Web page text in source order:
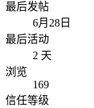
最后发帖
6月28日
最后活动
2 天
浏览
169
信任等级